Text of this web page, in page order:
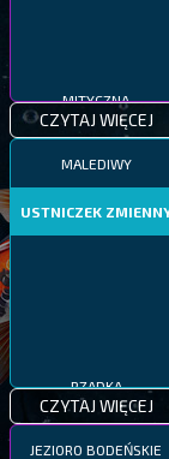
MITYCZNA
CZYTAJ WIĘCEJ
MALEDIWY
USTNICZEK
RZADKA
CZYTAJ WIĘCEJ
JEZIORO BODEŃSKIE